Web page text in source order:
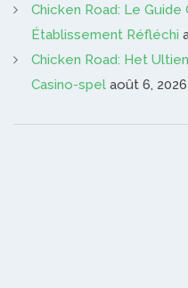
Chicken Road: Le
Établissement Réfléchi
Chicken Road: Het
Casino-spel août 6, 2026